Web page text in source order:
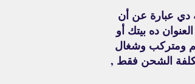
دي عبارة عن أن
ده بيتك أو
ومتركب وشغال
الشحن فقط ,